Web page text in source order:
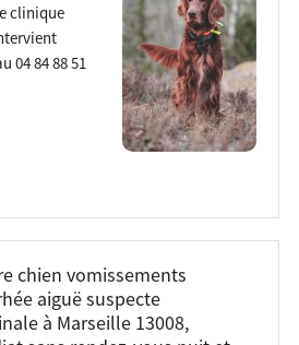
clinique
04 84 88 51
chien vomissements
aiguë suspecte
à Marseille 13008,